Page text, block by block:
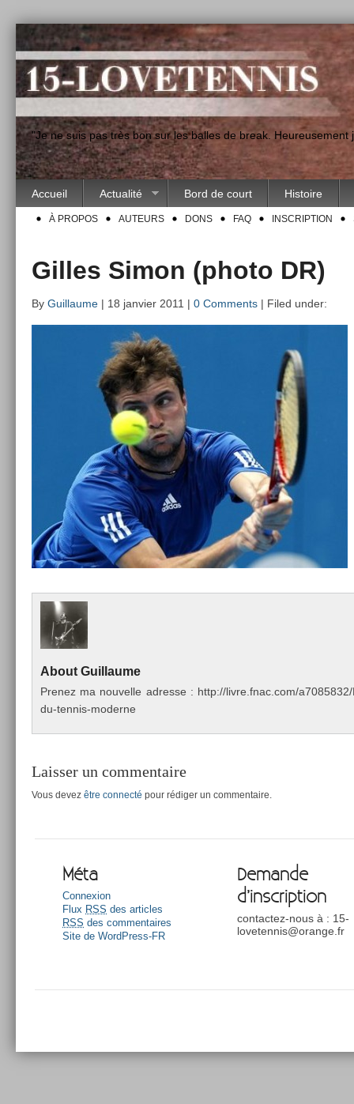
"Je ne suis pas très bon sur les balles de break.
Accueil Actualité Bord de court Histoire
À PROPOS AUTEURS DONS FAQ INSCRIPTION
Gilles Simon (photo DR)
By Guillaume | 18 janvier 2011 | 0 Comments | Filed under:
About Guil­laume
Pre­nez ma nouvel­le ad­resse : http://livre.fnac.com/
du-tennis-moderne
Laisser un commentaire
Vous devez être connecté pour rédiger un commentaire.
Méta
Connexion
Flux RSS des articles
RSS des commentaires
Site de WordPress-FR
Demande
d’inscription
contactez-nous à : 15-
lovetennis@orange.fr